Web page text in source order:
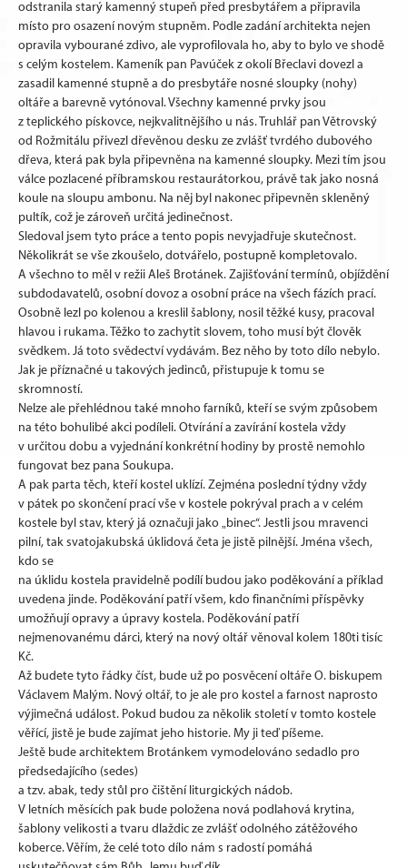
odstranila starý kamenný stupeň před presbytářem a připravila
místo pro osazení novým stupněm. Podle zadání architekta nejen
opravila vybourané zdivo, ale vyprofilovala ho, aby to bylo ve shodě
s celým kostelem. Kameník pan Pavúček z okolí Břeclavi dovezl a
zasadil kamenné stupně a do presbytáře nosné sloupky (nohy)
oltáře a barevně vytónoval. Všechny kamenné prvky jsou
z teplického pískovce, nejkvalitnějšího u nás. Truhlář pan Větrovský
od Rožmitálu přivezl dřevěnou desku ze zvlášť tvrdého dubového
dřeva, která pak byla připevněna na kamenné sloupky. Mezi tím jsou
válce pozlacené příbramskou restaurátorkou, právě tak jako nosná
koule na sloupu ambonu. Na něj byl nakonec připevněn skleněný
pultík, což je zároveň určitá jedinečnost.
Sledoval jsem tyto práce a tento popis nevyjadřuje skutečnost.
Několikrát se vše zkoušelo, dotvářelo, postupně kompletovalo.
A všechno to měl v režii Aleš Brotánek. Zajišťování termínů, objíždění
subdodavatelů, osobní dovoz a osobní práce na všech fázích prací.
Osobně lezl po kolenou a kreslil šablony, nosil těžké kusy, pracoval
hlavou i rukama. Těžko to zachytit slovem, toho musí být člověk
svědkem. Já toto svědectví vydávám. Bez něho by toto dílo nebylo.
Jak je příznačné u takových jedinců, přistupuje k tomu se
skromností.
Nelze ale přehlédnou také mnoho farníků, kteří se svým způsobem
na této bohulibé akci podíleli. Otvírání a zavírání kostela vždy
v určitou dobu a vyjednání konkrétní hodiny by prostě nemohlo
fungovat bez pana Soukupa.
A pak parta těch, kteří kostel uklízí. Zejména poslední týdny vždy
v pátek po skončení prací vše v kostele pokrýval prach a v celém
kostele byl stav, který já označuji jako „binec“. Jestli jsou mravenci
pilní, tak svatojakubská úklidová četa je jistě pilnější. Jména všech,
kdo se
na úklidu kostela pravidelně podílí budou jako poděkování a příklad
uvedena jinde. Poděkování patří všem, kdo finančními příspěvky
umožňují opravy a úpravy kostela. Poděkování patří
nejmenovanému dárci, který na nový oltář věnoval kolem 180ti tisíc
Kč.
Až budete tyto řádky číst, bude už po posvěcení oltáře O. biskupem
Václavem Malým. Nový oltář, to je ale pro kostel a farnost naprosto
výjimečná událost. Pokud budou za několik století v tomto kostele
věřící, jistě je bude zajímat jeho historie. My ji teď píšeme.
Ještě bude architektem Brotánkem vymodelováno sedadlo pro
předsedajícího (sedes)
a tzv. abak, tedy stůl pro čištění liturgických nádob.
V letních měsících pak bude položena nová podlahová krytina,
šablony velikosti a tvaru dlaždic ze zvlášť odolného zátěžového
koberce. Věřím, že celé toto dílo nám s radostí pomáhá